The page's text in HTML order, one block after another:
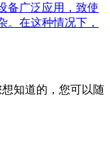
备广泛应用，致使
。在这种情况下，
知道的，您可以随